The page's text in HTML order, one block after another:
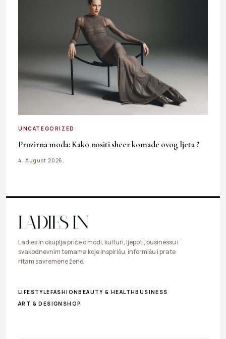
UNCATEGORIZED
Prozirna moda: Kako nositi sheer komade ovog ljeta ?
4. August 2026.
Ladies In okuplja priče o modi, kulturi, ljepoti, businessu i
svakodnevnim temama koje inspirišu, informišu i prate
ritam savremene žene.
LIFESTYLEFASHIONBEAUTY & HEALTHBUSINESS
ART & DESIGN SHOP